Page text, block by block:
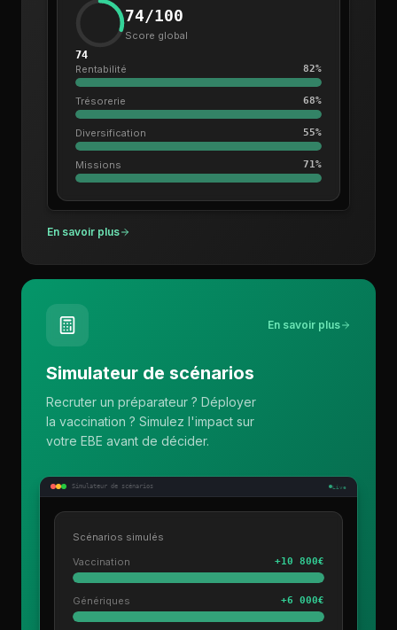
74
74/100
Score global
Rentabilité 82%
Trésorerie 68%
Diversification 55%
Missions 71%
En savoir plus
Simulateur de scénarios
Recruter un préparateur ? Déployer
la vaccination ? Simulez l'impact sur
votre EBE avant de décider.
En savoir plus
Simulateur de scénarios Live
Scénarios simulés
Vaccination
+10 800€
Génériques +6 000€